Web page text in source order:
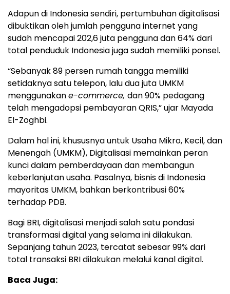
Adapun di Indonesia sendiri, pertumbuhan digitalisasi
dibuktikan oleh jumlah pengguna internet yang
sudah mencapai 202,6 juta pengguna dan 64% dari
total penduduk Indonesia juga sudah memiliki ponsel.
“Sebanyak 89 persen rumah tangga memiliki
setidaknya satu telepon, lalu dua juta UMKM
menggunakane-commerce, dan 90% pedagang
telah mengadopsi pembayaran QRIS,” ujar Mayada
El-Zoghbi.
Dalam hal ini, khususnya untuk Usaha Mikro, Kecil, dan
Menengah (UMKM), Digitalisasi memainkan peran
kunci dalam pemberdayaan dan membangun
keberlanjutan usaha. Pasalnya, bisnis di Indonesia
mayoritas UMKM, bahkan berkontribusi 60%
terhadap PDB.
Bagi BRI, digitalisasi menjadi salah satu pondasi
transformasi digital yang selama ini dilakukan.
Sepanjang tahun 2023, tercatat sebesar 99% dari
total transaksi BRI dilakukan melalui kanal digital.
Baca Juga: